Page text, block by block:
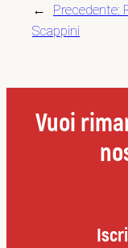
← Precedente:
Scappini
Vuoi